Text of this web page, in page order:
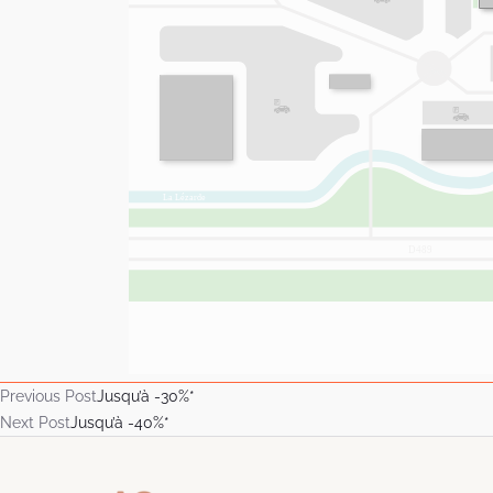
Previous PostJusqu’à -30%*
Next PostJusqu’à -40%*